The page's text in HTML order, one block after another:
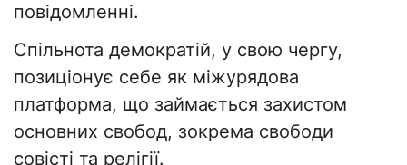
повідомленні.
Спільнота демократій, у свою чергу,
позиціонує себе як міжурядова
платформа, що займається захистом
основних свобод, зокрема свободи
совісті та релігії.